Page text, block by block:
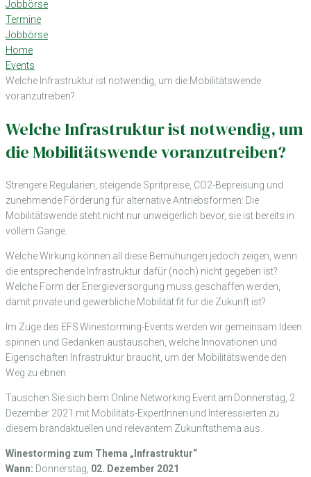
Jobbörse
Termine
Jobbörse
Home
Events
Welche Infrastruktur ist notwendig, um die Mobilitätswende
voranzutreiben?
Welche Infrastruktur ist notwendig, um
die Mobilitätswende voranzutreiben?
Strengere Regularien, steigende Spritpreise, CO2-Bepreisung und
zunehmende Förderung für alternative Antriebsformen: Die
Mobilitätswende steht nicht nur unweigerlich bevor, sie ist bereits in
vollem Gange.
Welche Wirkung können all diese Bemühungen jedoch zeigen, wenn
die entsprechende Infrastruktur dafür (noch) nicht gegeben ist?
Welche Form der Energieversorgung muss geschaffen werden,
damit private und gewerbliche Mobilität fit für die Zukunft ist?
Im Zuge des EFS Winestorming-Events werden wir gemeinsam Ideen
spinnen und Gedanken austauschen, welche Innovationen und
Eigenschaften Infrastruktur braucht, um der Mobilitätswende den
Weg zu ebnen.
Tauschen Sie sich beim Online Networking Event am Donnerstag, 2.
Dezember 2021 mit Mobilitäts-ExpertInnen und Interessierten zu
diesem brandaktuellen und relevantem Zukunftsthema aus.
Winestorming zum Thema „Infrastruktur“
Wann: Donnerstag, 02. Dezember 2021